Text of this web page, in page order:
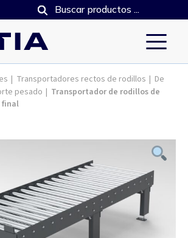
| Transportadores rectos de rodillos | De
pesado | Transportador de rodillos de
final